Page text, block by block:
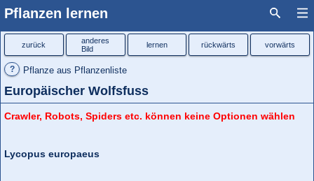
Pflanzen lernen
? Pflanze aus Pflanzenliste
Europäischer Wolfsfuss
zurück
anderes
Bild
lernen rückwärts vorwärts
Crawler, Robots, Spiders etc. können keine Optionen wählen
Lycopus europaeus